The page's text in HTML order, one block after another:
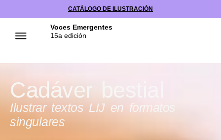
CATÁLOGO DE ILUSTRACIÓN
Voces Emergentes
15a edición
Cadáver bestial
Ilustrar textos LIJ en formatos
singulares